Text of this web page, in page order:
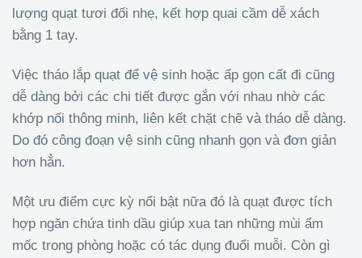
lượng quạt tươi đối nhẹ, kết hợp quai cầm dễ xách
bằng 1 tay.
Việc tháo lắp quạt để vệ sinh hoặc ấp gọn cất đi cũng
dễ dàng bởi các chi tiết được gắn với nhau nhờ các
khớp nối thông minh, liên kết chặt chẽ và tháo dễ dàng.
Do đó công đoạn vệ sinh cũng nhanh gọn và đơn giản
hơn hẳn.
Một ưu điểm cực kỳ nổi bật nữa đó là quạt được tích
hợp ngăn chứa tinh dầu giúp xua tan những mùi ẩm
mốc trong phòng hoặc có tác dụng đuổi muỗi. Còn gì